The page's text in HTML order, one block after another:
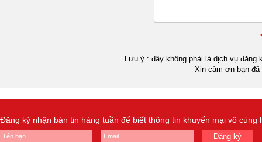
Lưu ý : đây không phải là dịch vụ
Xin cảm ơn bạn đã
Đăng ký nhận bản tin hàng tuần để biết thông tin khuyến mại vô cùng
Đăng ký